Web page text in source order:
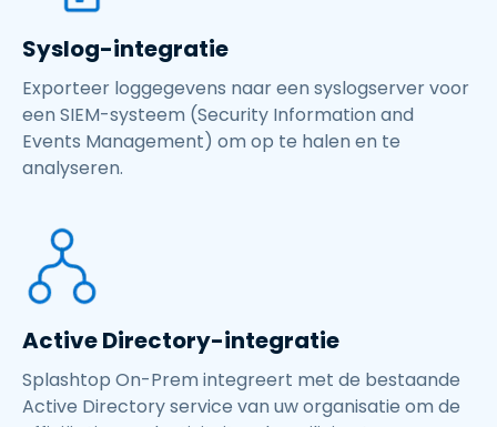
Syslog-integratie
Exporteer loggegevens naar een syslogserver voor
een SIEM-systeem (Security Information and
Events Management) om op te halen en te
analyseren.
Active Directory-integratie
Splashtop On-Prem integreert met de bestaande
Active Directory service van uw organisatie om de